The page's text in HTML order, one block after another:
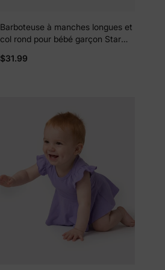
Barboteuse à manches longues et
col rond pour bébé garçon Star
multicolore
$31.99